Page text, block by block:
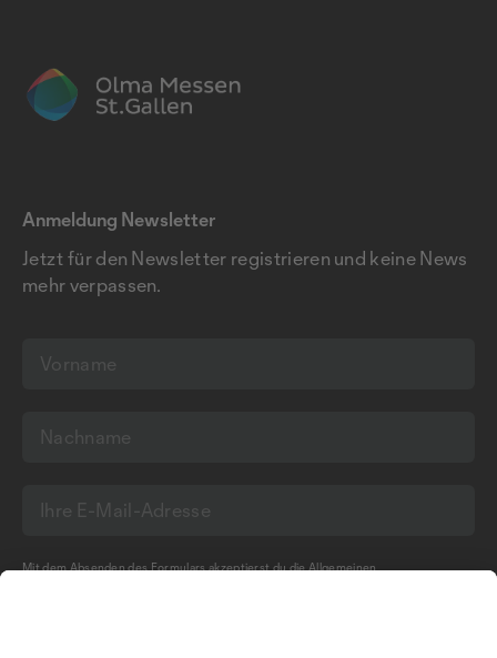
Anmeldung Newsletter
Jetzt für den Newsletter registrieren und keine News
mehr verpassen.
Mit dem Absenden des Formulars akzeptierst du dieAllgemeinen